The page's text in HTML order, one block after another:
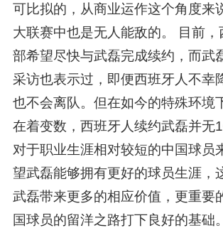
可比拟的，从商业运作这个角度来
大联赛中也是无人能敌的。 目前，
部希望尽快与武磊完成续约，而武
采访也表示过，即便西班牙人不幸
也不会离队。但在如今的特殊环境
在着变数，西班牙人续约武磊并无
对于职业生涯相对较短的中国球员
望武磊能够拥有更好的球员生涯，
武磊带来更多的相应价值，更重要
国球员的留洋之路打下良好的基础。